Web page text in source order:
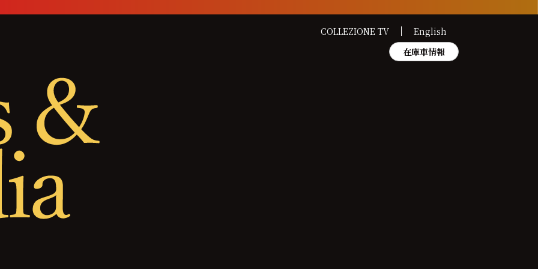
COLLEZIONE TV
English
在庫車情報